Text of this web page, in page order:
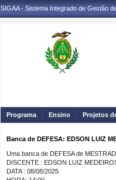
SIGAA - Sistema Integrado de Gestão
Programa Ensino Projetos
Banca de DEFESA: EDSON LUIZ
Uma banca de DEFESA de
DISCENTE : EDSON LUIZ
DATA : 08/08/2025